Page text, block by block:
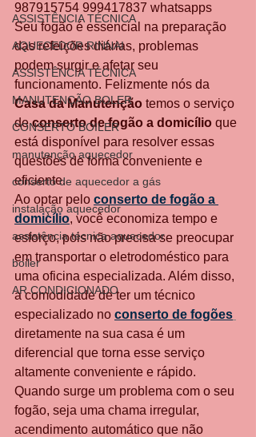
ASSISTÊNCIA TÉCNICA
AQUECEDOR RINNAI
ASSISTÊNCIA TÉCNICA
MANUTENÇÃO BOLER
CONSERTO BOILER
manutenção aquecedor
conserto de aquecedor a gás
instalação aquecedor
assistência técnica aquecedor
boiler
AR CONDICIONADO
987915754 999417837 whatsapps
Seu fogão é essencial na preparação
das refeições diárias, problemas
podem surgir e afetar seu
funcionamento. Felizmente nós da
Casa da Manutenção temos o serviço
de conserto de fogão a domicílio que
está disponível para resolver essas
questões de forma conveniente e
eficiente.
Ao optar pelo conserto de fogão a
domicílio, você economiza tempo e
esforço, pois não precisa se preocupar
em transportar o eletrodoméstico para
uma oficina especializada. Além disso,
a comodidade de ter um técnico
especializado no conserto de fogões
diretamente na sua casa é um
diferencial que torna esse serviço
altamente conveniente e rápido.
Quando surge um problema com o seu
fogão, seja uma chama irregular,
acendimento automático que não